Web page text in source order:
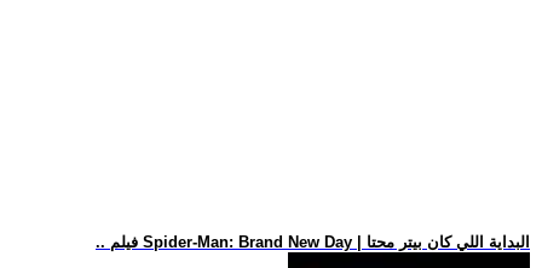
.. فيلم Spider-Man: Brand New Day | البداية اللي كان بيتر محتا